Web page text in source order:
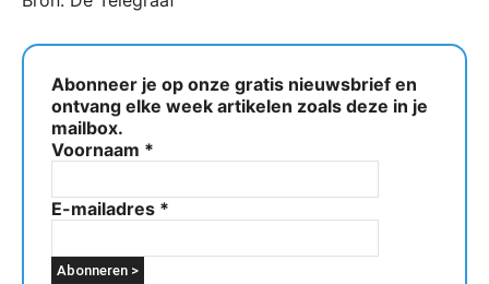
Abonneer je op onze gratis nieuwsbrief en
ontvang elke week artikelen zoals deze in je
mailbox.
Voornaam *
E-mailadres *